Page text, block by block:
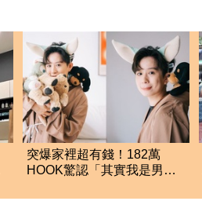
突爆家裡超有錢！182萬
HOOK驚認「其實我是男